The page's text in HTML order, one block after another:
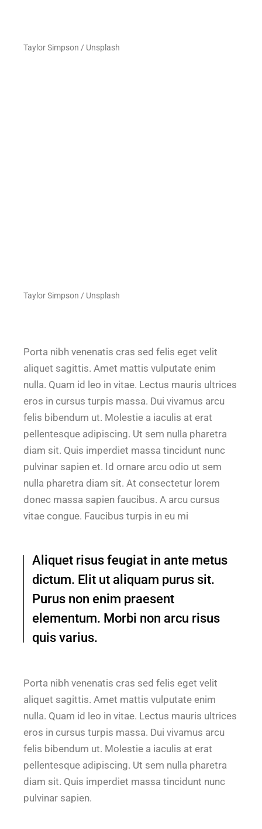
Taylor Simpson / Unsplash
Taylor Simpson / Unsplash
Porta nibh venenatis cras sed felis eget velit
aliquet sagittis. Amet mattis vulputate enim
nulla. Quam id leo in vitae. Lectus mauris ultrices
eros in cursus turpis massa. Dui vivamus arcu
felis bibendum ut. Molestie a iaculis at erat
pellentesque adipiscing. Ut sem nulla pharetra
diam sit. Quis imperdiet massa tincidunt nunc
pulvinar sapien et. Id ornare arcu odio ut sem
nulla pharetra diam sit. At consectetur lorem
donec massa sapien faucibus. A arcu cursus
vitae congue. Faucibus turpis in eu mi
Aliquet risus feugiat in ante metus
dictum. Elit ut aliquam purus sit.
Purus non enim praesent
elementum. Morbi non arcu risus
quis varius.
Porta nibh venenatis cras sed felis eget velit
aliquet sagittis. Amet mattis vulputate enim
nulla. Quam id leo in vitae. Lectus mauris ultrices
eros in cursus turpis massa. Dui vivamus arcu
felis bibendum ut. Molestie a iaculis at erat
pellentesque adipiscing. Ut sem nulla pharetra
diam sit. Quis imperdiet massa tincidunt nunc
pulvinar sapien.